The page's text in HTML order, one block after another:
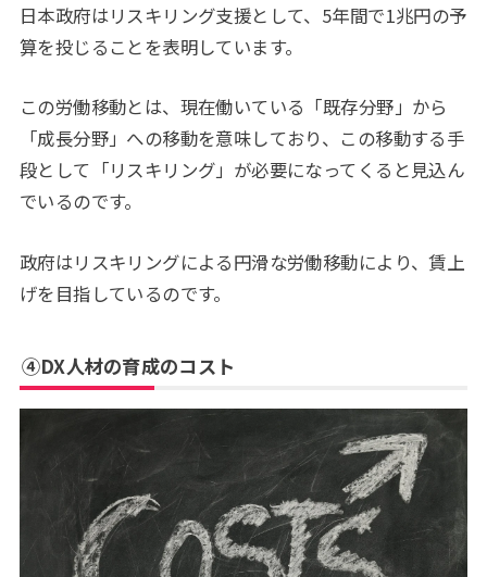
日本政府はリスキリング支援として、5年間で1兆円の予
算を投じることを表明しています。
この労働移動とは、現在働いている「既存分野」から
「成長分野」への移動を意味しており、この移動する手
段として「リスキリング」が必要になってくると見込ん
でいるのです。
政府はリスキリングによる円滑な労働移動により、賃上
げを目指しているのです。
④DX人材の育成のコスト